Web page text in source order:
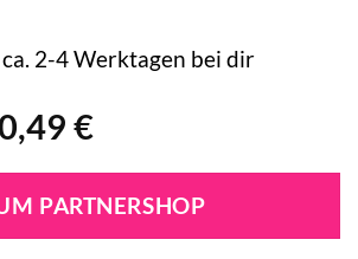
€
€Aktueller
ist:
40,49 €.
2-4 Werktagen bei dir
PARTNERSHOP